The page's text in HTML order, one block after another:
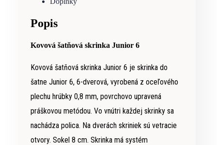
Popis
Kovová šatňová skrinka Junior 6
Kovová šatňová skrinka Junior 6 je skrinka do
šatne Junior 6, 6-dverová, vyrobená z oceľového
plechu hrúbky 0,8 mm, povrchovo upravená
práškovou metódou. Vo vnútri každej skrinky sa
nachádza polica. Na dverách skriniek sú vetracie
otvory. Sokel 8 cm. Skrinka má systém